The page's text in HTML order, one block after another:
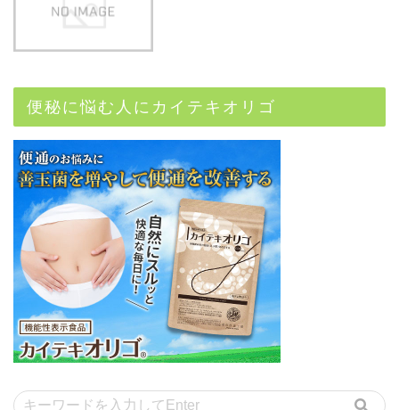
便秘に悩む人にカイテキオリゴ